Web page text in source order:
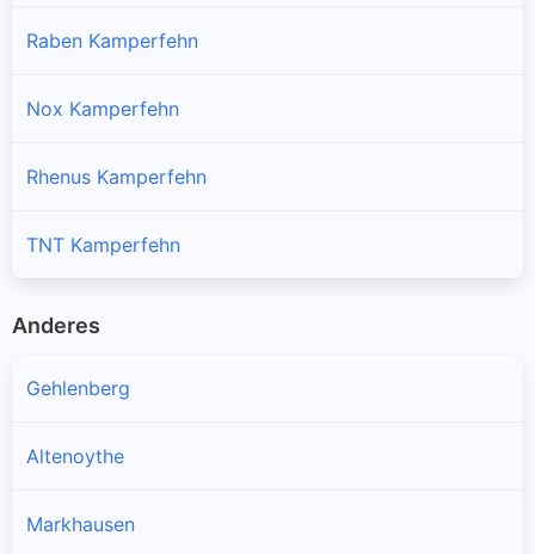
Raben Kamperfehn
Nox Kamperfehn
Rhenus Kamperfehn
TNT Kamperfehn
Anderes
Gehlenberg
Altenoythe
Markhausen